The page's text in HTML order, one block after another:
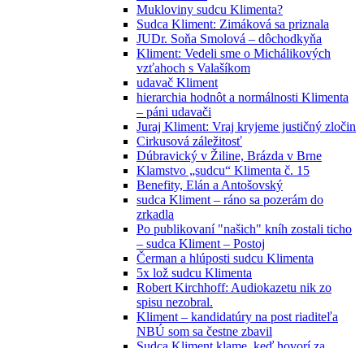
Mukloviny sudcu Klimenta?
Sudca Kliment: Zimáková sa priznala
JUDr. Soňa Smolová – dôchodkyňa
Kliment: Vedeli sme o Michálikových
vzťahoch s Valašíkom
udavač Kliment
hierarchia hodnôt a normálnosti Klimenta
– páni udavači
Juraj Kliment: Vraj kryjeme justičný zločin
Cirkusová záležitosť
Dúbravický v Žiline, Brázda v Brne
Klamstvo „sudcu“ Klimenta č. 15
Benefity, Elán a Antošovský
sudca Kliment – ráno sa pozerám do
zrkadla
Po publikovaní "našich" kníh zostali ticho
– sudca Kliment – Postoj
Čerman a hlúposti sudcu Klimenta
5x lož sudcu Klimenta
Robert Kirchhoff: Audiokazetu nik zo
spisu nezobral.
Kliment – kandidatúry na post riaditeľa
NBÚ som sa čestne zbavil